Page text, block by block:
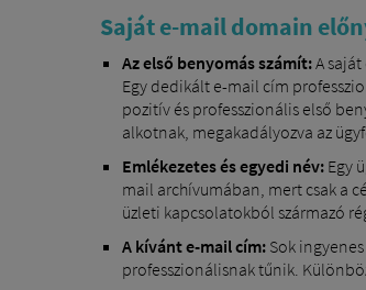
Saját e-mail domain
Az első benyomás számít:A saját
Egy dedikált e-mail cím
pozitív és professzionális első
alkotnak, megakadályozva az
Emlékezetes és egyedi név:Egy
mail archívumában, mert csak a
üzleti kapcsolatokból származó
A kívánt e-mail cím:Sok
professzionálisnak tűnik.